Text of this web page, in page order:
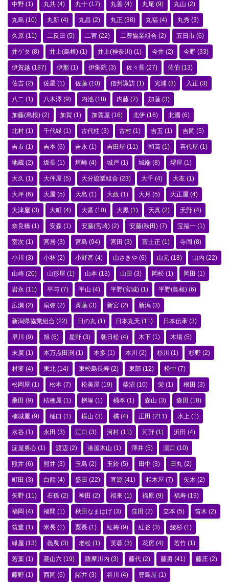
中野 (1) 丸共 (4) 丸十 (17) 丸善 (4) 丸尾 (9) 丸山 (2)
丸島 (10) 丸新 (4) 丸昌 (2) 丸正 (38) 丸福 (4) 丸秀 (3)
久原 (11) 二反田 (5) 二宮 (22) 二豊協業組合 (2) 五日市 (6)
井ゲタ (8) 井上(島根) (1) 井上(神奈川) (1) 今井 (2) 今野 (33)
伊賀越 (187) 伊那 (1) 伊集院 (3) 佐々長 (27) 佐伯 (13)
佐吉 (2) 佐星 (1) 佐藤 (10) 信州諏訪 (1) 光浦 (3) 入正 (3)
八二 (1) 八木澤 (9) 内池 (18) 内藤 (7) 加藤 (3)
加藤(島根) (2) 加賀 (1) 加賀屋 (16) 北伊 (16) 北國 (6)
北村 (1) 千代緑 (1) 古代柱 (3) 古村 (1) 吉五 (1) 吉岡 (5)
吉市 (1) 吉本 (6) 吉永 (1) 吉田屋 (11) 和高 (1) 喜代屋 (1)
地蔵 (2) 坂長 (1) 垣崎 (4) 城戸 (1) 城端 (8) 堺屋 (1)
大久 (1) 大仲屋 (5) 大分協業組合 (23) 大千 (4) 大友 (1)
大坪 (6) 大屋 (5) 大島 (1) 大政 (1) 大月 (5) 大正屋 (4)
大津屋 (3) 大町 (4) 大醤 (10) 大黒 (1) 天真 (2) 天野 (4)
奈良橋 (1) 安森 (1) 安藤(宮崎) (2) 安藤(秋田) (7) 宝福一 (1)
室次 (1) 宮居 (3) 宮島 (94) 宮田 (3) 富士正 (1) 寺岡 (8)
小川 (3) 小林 (2) 小野甚 (4) 山さきや (6) 山元 (18) 山内 (22)
山崎 (20) 山形屋 (1) 山本 (13) 山田 (3) 岡松 (1) 岡田 (1)
岩永 (11) 平与 (7) 平山 (4) 平野(宮城) (1) 平野(島根) (6)
広瀬 (2) 扇弥 (2) 斉藤 (3) 新宮 (2) 新潟 (3)
新潟県協業組合 (22) 日の丸 (1) 日本丸天 (11) 日本伝承 (3)
早川 (9) 旭 (6) 星野 (3) 朝日松 (4) 木下 (1) 木場 (5)
末廣 (1) 本万点田渕 (1) 本多 (1) 本川 (2) 杉川 (1) 杉野 (2)
村要 (4) 東北 (14) 東松島長寿 (2) 東部 (12) 松中 (7)
松岡屋 (1) 松本 (7) 松美屋 (19) 柴沼 (10) 栄 (1) 根田 (3)
桑田 (9) 桔梗屋 (1) 桝塚 (1) 桶本 (1) 森山 (3) 森田 (18)
楠城屋 (9) 樋口 (1) 横山 (3) 橘 (4) 正田 (211) 水上 (1)
水谷 (1) 永田 (3) 江口 (3) 河村 (11) 河野 (1) 浜田 (4)
淀屋勇心 (1) 渡辺 (2) 港屋木山 (1) 澤井 (5) 濵口 (10)
照井 (6) 熊井 (3) 玉島 (2) 玉鈴 (5) 田中 (3) 田丸 (2)
町田 (3) 白龍 (4) 盛田 (22) 直源 (41) 相木屋 (7) 矢木 (2)
矢野 (11) 石孫 (2) 神田 (2) 福來 (1) 福原 (9) 福寿 (19)
福岡 (4) 福間 (1) 秋田なまはげ (3) 窪田 (2) 立本 (5) 笛木 (2)
筑豊 (1) 米長 (1) 粟長 (1) 紅梅 (9) 紅谷 (3) 綾杉 (1)
緑屋 (13) 義農 (3) 老松 (1) 芙蓉 (3) 花房 (4) 若竹 (1)
若葉 (1) 菱山六 (19) 薩摩川内 (3) 藤代 (2) 藤勇 (41) 藤庄 (2)
藤野 (1) 西岡 (6) 諸井 (3) 谷川 (4) 豊島屋 (1)